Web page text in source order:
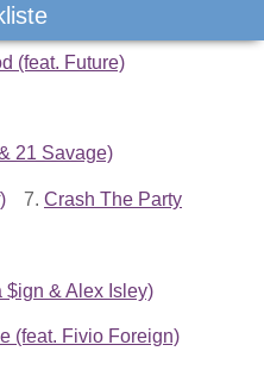
(feat. Future)
21 Savage)
7. Crash The Party
$ign & Alex Isley)
(feat. Fivio Foreign)